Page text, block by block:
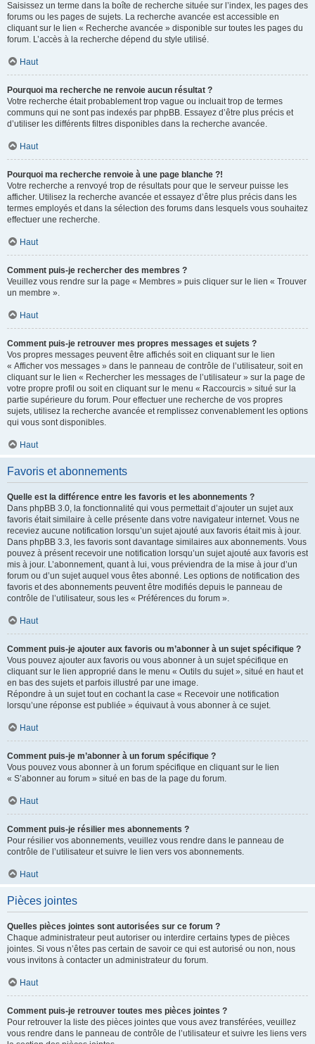
Saisissez un terme dans la boîte de recherche située sur l’index, les pages des
forums ou les pages de sujets. La recherche avancée est accessible en
cliquant sur le lien « Recherche avancée » disponible sur toutes les pages du
forum. L’accès à la recherche dépend du style utilisé.
Haut
Pourquoi ma recherche ne renvoie aucun résultat ?
Votre recherche était probablement trop vague ou incluait trop de termes
communs qui ne sont pas indexés par phpBB. Essayez d’être plus précis et
d’utiliser les différents filtres disponibles dans la recherche avancée.
Haut
Pourquoi ma recherche renvoie à une page blanche ?!
Votre recherche a renvoyé trop de résultats pour que le serveur puisse les
afficher. Utilisez la recherche avancée et essayez d’être plus précis dans les
termes employés et dans la sélection des forums dans lesquels vous souhaitez
effectuer une recherche.
Haut
Comment puis-je rechercher des membres ?
Veuillez vous rendre sur la page « Membres » puis cliquer sur le lien « Trouver
un membre ».
Haut
Comment puis-je retrouver mes propres messages et sujets ?
Vos propres messages peuvent être affichés soit en cliquant sur le lien
« Afficher vos messages » dans le panneau de contrôle de l’utilisateur, soit en
cliquant sur le lien « Rechercher les messages de l’utilisateur » sur la page de
votre propre profil ou soit en cliquant sur le menu « Raccourcis » situé sur la
partie supérieure du forum. Pour effectuer une recherche de vos propres
sujets, utilisez la recherche avancée et remplissez convenablement les options
qui vous sont disponibles.
Haut
Favoris et abonnements
Quelle est la différence entre les favoris et les abonnements ?
Dans phpBB 3.0, la fonctionnalité qui vous permettait d’ajouter un sujet aux
favoris était similaire à celle présente dans votre navigateur internet. Vous ne
receviez aucune notification lorsqu’un sujet ajouté aux favoris était mis à jour.
Dans phpBB 3.3, les favoris sont davantage similaires aux abonnements. Vous
pouvez à présent recevoir une notification lorsqu’un sujet ajouté aux favoris est
mis à jour. L’abonnement, quant à lui, vous préviendra de la mise à jour d’un
forum ou d’un sujet auquel vous êtes abonné. Les options de notification des
favoris et des abonnements peuvent être modifiés depuis le panneau de
contrôle de l’utilisateur, sous les « Préférences du forum ».
Haut
Comment puis-je ajouter aux favoris ou m’abonner à un sujet spécifique ?
Vous pouvez ajouter aux favoris ou vous abonner à un sujet spécifique en
cliquant sur le lien approprié dans le menu « Outils du sujet », situé en haut et
en bas des sujets et parfois illustré par une image.
Répondre à un sujet tout en cochant la case « Recevoir une notification
lorsqu’une réponse est publiée » équivaut à vous abonner à ce sujet.
Haut
Comment puis-je m’abonner à un forum spécifique ?
Vous pouvez vous abonner à un forum spécifique en cliquant sur le lien
« S’abonner au forum » situé en bas de la page du forum.
Haut
Comment puis-je résilier mes abonnements ?
Pour résilier vos abonnements, veuillez vous rendre dans le panneau de
contrôle de l’utilisateur et suivre le lien vers vos abonnements.
Haut
Pièces jointes
Quelles pièces jointes sont autorisées sur ce forum ?
Chaque administrateur peut autoriser ou interdire certains types de pièces
jointes. Si vous n’êtes pas certain de savoir ce qui est autorisé ou non, nous
vous invitons à contacter un administrateur du forum.
Haut
Comment puis-je retrouver toutes mes pièces jointes ?
Pour retrouver la liste des pièces jointes que vous avez transférées, veuillez
vous rendre dans le panneau de contrôle de l’utilisateur et suivre les liens vers